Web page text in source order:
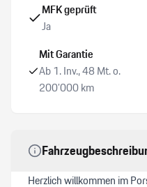
Fussmatten
Sitzheizung vorne + hinten
LED-Scheinwerfer
MFK geprüft
Ja
Mit Garantie
Ab 1. Inv., 48 Mt. o.
200’000 km
Herzlich willkommen im